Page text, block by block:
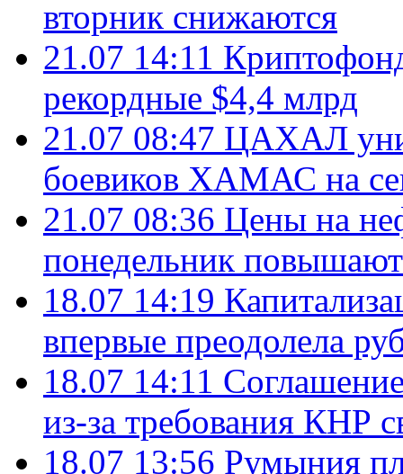
вторник снижаются
21.07 14:11
рекордные $4,4 млрд
21.07 08:47 ЦАХАЛ
боевиков ХАМАС на
21.07 08:36 Цены на
понедельник
18.07 14:19
впервые преодолела
18.07 14:11
из-за требования КНР
18.07 13:56 Румыния